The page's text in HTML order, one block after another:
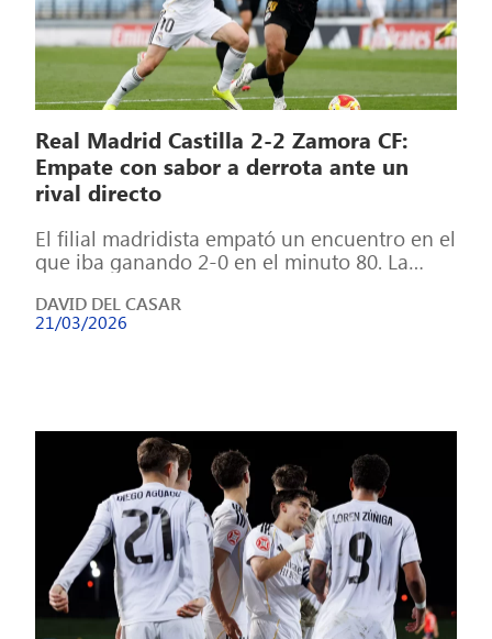
Real Madrid Castilla 2-2 Zamora CF:
Empate con sabor a derrota ante un
rival directo
El filial madridista empató un encuentro en el
que iba ganando 2-0 en el minuto 80. La
DAVID DEL CASAR
21/03/2026